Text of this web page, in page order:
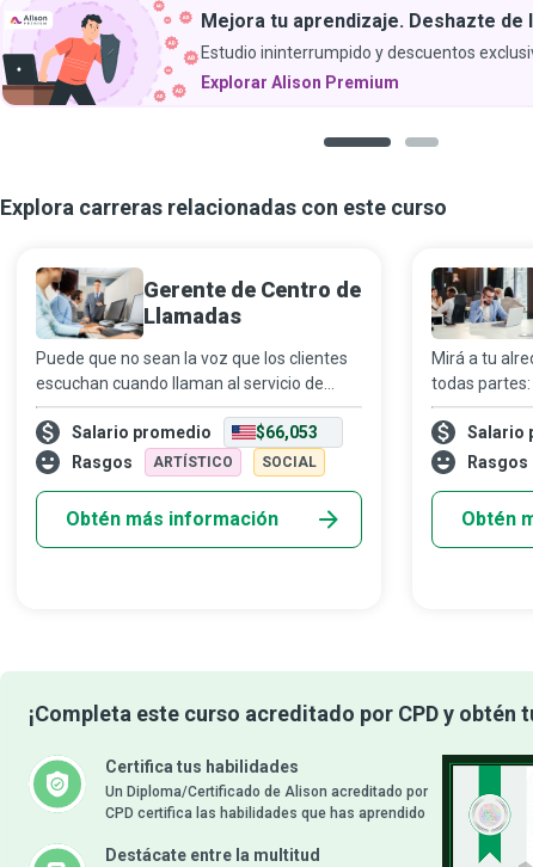
Mejora tu aprendizaje. Deshazte de
Estudio ininterrumpido y descuentos
Explorar Alison Premium
Explora carreras relacionadas con este curso
Gerente de Centro de
Llamadas
Puede que no sean la voz que los clientes
escuchan cuando llaman al servicio de
atención o reciben una llamada de una
empresa, pero los gerentes de centro de
llamadas son quienes garantizan el buen
Salario promedio
$66,053
Rasgos
ARTÍSTICO SOCIAL
Obtén más información
Mirá a tu
todas
público, en
banners
publicidad se
Salario
Rasgos
Obtén
¡Completa este curso acreditado por CPD y obtén
Certifica tus habilidades
Un Diploma/Certificado de Alison acreditado por
CPD certifica las habilidades que has aprendido
Destácate entre la multitud